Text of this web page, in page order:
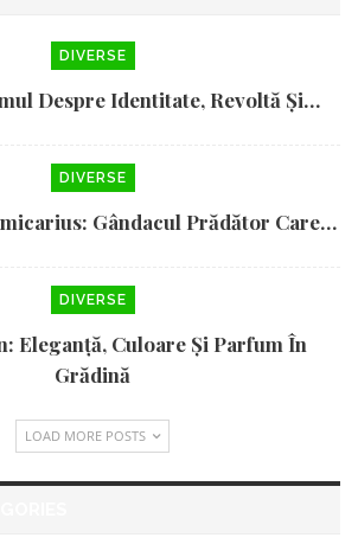
DIVERSE
Despre Identitate, Revoltă Și…
DIVERSE
Gândacul Prădător Care…
DIVERSE
Eleganță, Culoare Și Parfum În
Grădină
LOAD MORE POSTS